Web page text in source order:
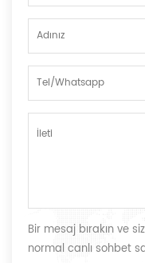
Bir mesaj bırakın ve
normal canlı sohbet